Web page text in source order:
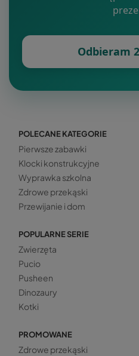
Odbieram
POLECANE KATEGORIE
Pierwsze zabawki
Klocki konstrukcyjne
Wyprawka szkolna
Zdrowe przekąski
Przewijanie i dom
POPULARNE SERIE
Zwierzęta
Pucio
Pusheen
Dinozaury
Kotki
PROMOWANE
Zdrowe przekąski